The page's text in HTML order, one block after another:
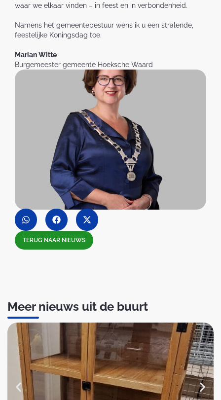
waar we elkaar vinden – in feest en in verbondenheid.
Namens het gemeentebestuur wens ik u een stralende,
feestelijke Koningsdag toe.
Marian Witte
Burgemeester gemeente Hoeksche Waard
TERUG NAAR NIEUWS
Meer nieuws uit de buurt